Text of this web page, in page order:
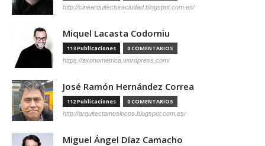
http://cinearquitecturaciudad.blogspot.com.es/
Miquel Lacasta Codorniu
113 Publicaciones 0 COMENTARIOS
https://axonometrica.wordpress.com/
José Ramón Hernández Correa
112 Publicaciones 0 COMENTARIOS
http://arquitectamoslocos.blogspot.com.es/
Miguel Ángel Díaz Camacho